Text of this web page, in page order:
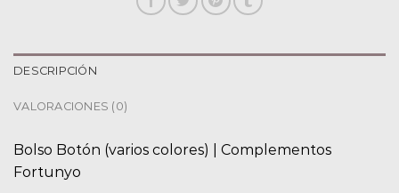
DESCRIPCIÓN
VALORACIONES (0)
Bolso Botón (varios colores) | Complementos
Fortunyo